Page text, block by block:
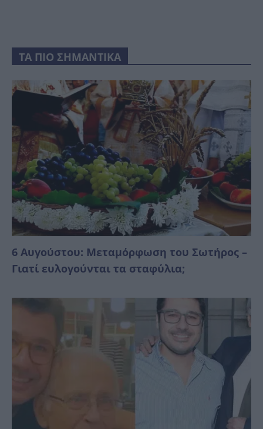
ΤΑ ΠΙΟ ΣΗΜΑΝΤΙΚΑ
6 Αυγούστου: Μεταμόρφωση του Σωτήρος –
Γιατί ευλογούνται τα σταφύλια;